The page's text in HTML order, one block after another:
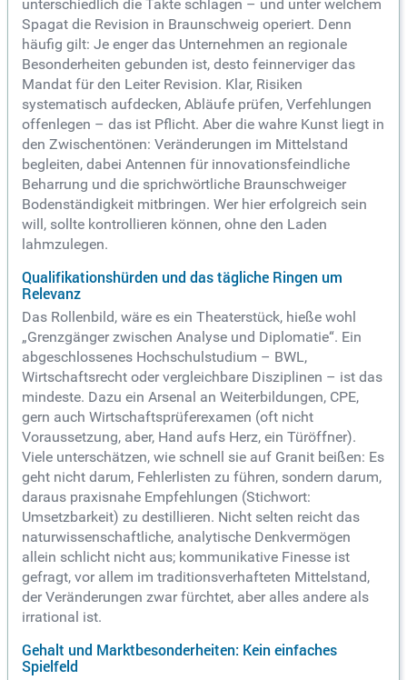
unterschiedlich die Takte schlagen – und unter welchem
Spagat die Revision in Braunschweig operiert. Denn
häufig gilt: Je enger das Unternehmen an regionale
Besonderheiten gebunden ist, desto feinnerviger das
Mandat für den Leiter Revision. Klar, Risiken
systematisch aufdecken, Abläufe prüfen, Verfehlungen
offenlegen – das ist Pflicht. Aber die wahre Kunst liegt in
den Zwischentönen: Veränderungen im Mittelstand
begleiten, dabei Antennen für innovationsfeindliche
Beharrung und die sprichwörtliche Braunschweiger
Bodenständigkeit mitbringen. Wer hier erfolgreich sein
will, sollte kontrollieren können, ohne den Laden
lahmzulegen.
Qualifikationshürden und das tägliche Ringen um
Relevanz
Das Rollenbild, wäre es ein Theaterstück, hieße wohl
„Grenzgänger zwischen Analyse und Diplomatie“. Ein
abgeschlossenes Hochschulstudium – BWL,
Wirtschaftsrecht oder vergleichbare Disziplinen – ist das
mindeste. Dazu ein Arsenal an Weiterbildungen, CPE,
gern auch Wirtschaftsprüferexamen (oft nicht
Voraussetzung, aber, Hand aufs Herz, ein Türöffner).
Viele unterschätzen, wie schnell sie auf Granit beißen: Es
geht nicht darum, Fehlerlisten zu führen, sondern darum,
daraus praxisnahe Empfehlungen (Stichwort:
Umsetzbarkeit) zu destillieren. Nicht selten reicht das
naturwissenschaftliche, analytische Denkvermögen
allein schlicht nicht aus; kommunikative Finesse ist
gefragt, vor allem im traditionsverhafteten Mittelstand,
der Veränderungen zwar fürchtet, aber alles andere als
irrational ist.
Gehalt und Marktbesonderheiten: Kein einfaches
Spielfeld